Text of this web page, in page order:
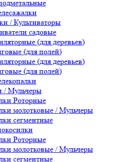
/ Культиваторы
садовые
(для деревьев)
(для полей)
(для деревьев)
(для полей)
/ Мульчеры
Роторные
молотковые / Мульчеры
сегментные
Роторные
молотковые / Мульчеры
сегментные